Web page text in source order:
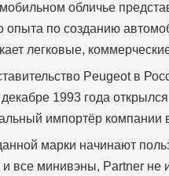
обличье
опыта по созданию
легковые,
Peugeot в
1993 года
импортёр компании
марки начинают
и все минивэны, Partner